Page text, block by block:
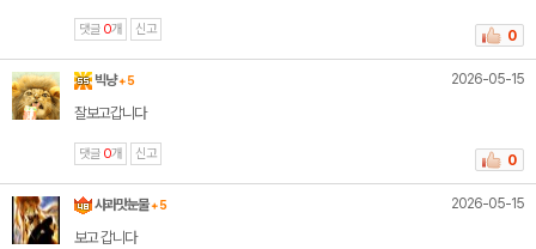
댓글 0개 신고 0
빅냥+ 5 2026-05-15
잘보고갑니다
댓글 0개 신고 0
사과맛눈물+ 5 2026-05-15
보고 갑니다